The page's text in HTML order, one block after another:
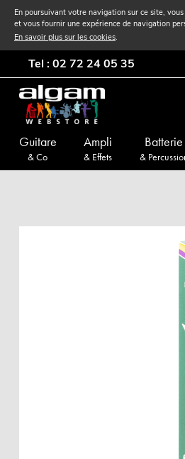
En poursuivant votre navigation sur ce site,
et vous fournir une expérience de navigation
En savoir plus sur les cookies.
Tel : 02 72 24 05 35
Guitare
& Co
Ampli
& Effets
Batterie
&